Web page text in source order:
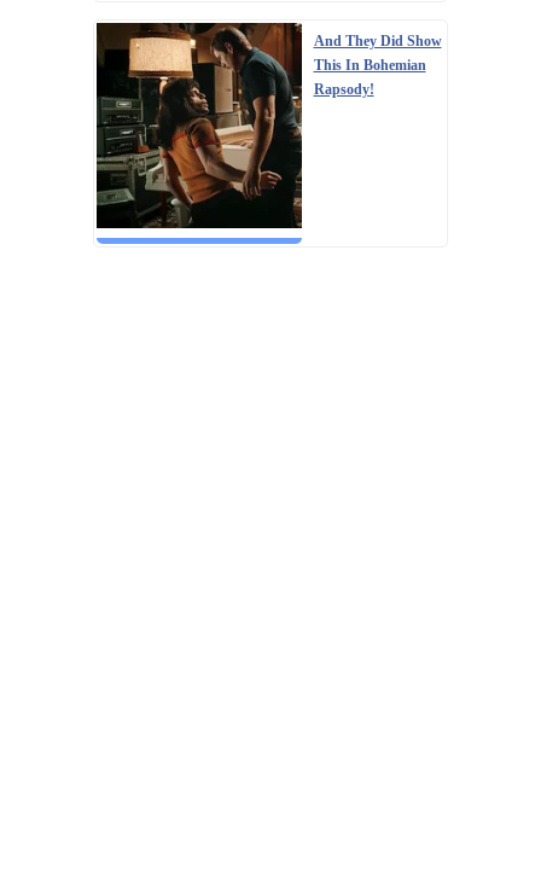
And They Did Show
This In Bohemian
Rapsody!